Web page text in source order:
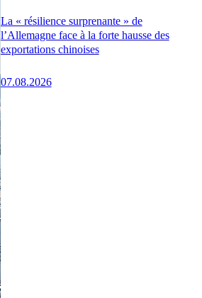
La « résilience surprenante » de
l’Allemagne face à la forte hausse des
exportations chinoises
07.08.2026